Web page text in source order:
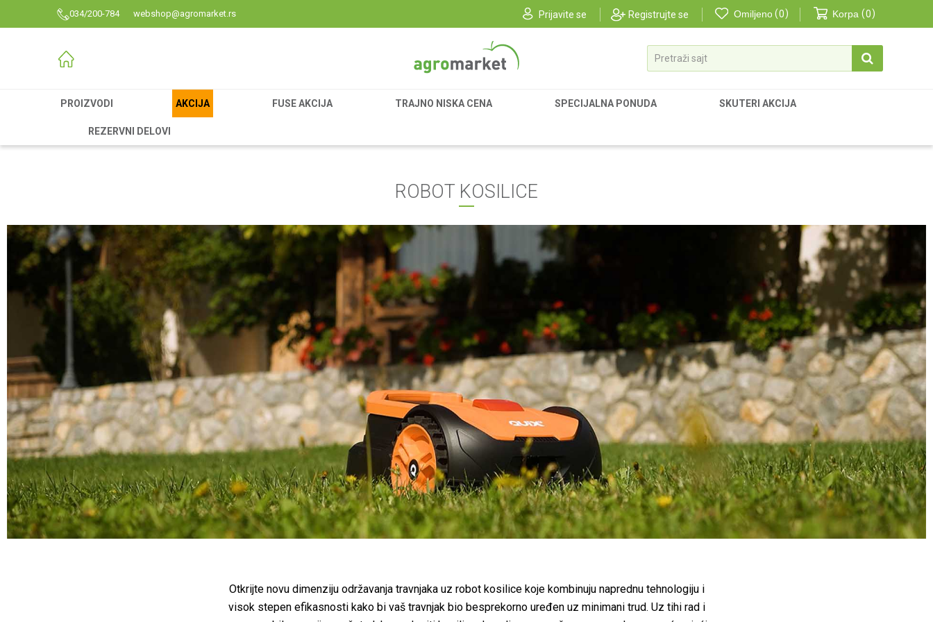
034/200-784 webshop@agromarket.rs Prijavite se Registrujte se Omiljeno 0 Korpa 0
Pretraži sajt
PROIZVODI AKCIJA FUSE AKCIJA TRAJNO NISKA CENA SPECIJALNA PONUDA SKUTERI AKCIJA
REZERVNI DELOVI
ROBOT KOSILICE
Otkrijte novu dimenziju održavanja travnjaka uz robot kosilice koje kombinuju naprednu tehnologiju i
visok stepen efikasnosti kako bi vaš travnjak bio besprekorno uređen uz minimani trud. Uz tihi rad i